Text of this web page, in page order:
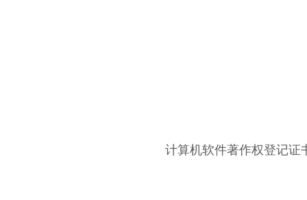
计算机软件著作权登记证